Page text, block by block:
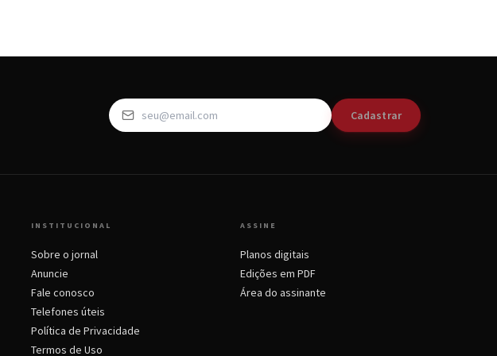
Cadastrar
INSTITUCIONAL
Sobre o jornal
Anuncie
Fale conosco
Telefones úteis
Política de Privacidade
Termos de Uso
ASSINE
Planos digitais
Edições em PDF
Área do assinante